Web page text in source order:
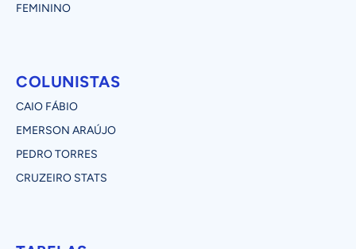
FEMININO
COLUNISTAS
CAIO FÁBIO
EMERSON ARAÚJO
PEDRO TORRES
CRUZEIRO STATS